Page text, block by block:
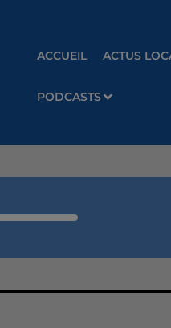
ACCUEIL ACTUS
PODCASTS